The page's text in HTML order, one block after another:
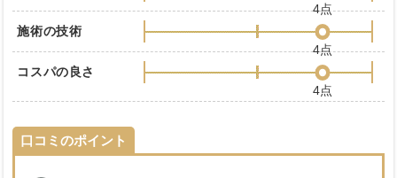
4点
施術の技術
4点
コスパの良さ
4点
口コミのポイント